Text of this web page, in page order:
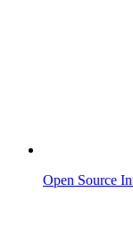
Open Source